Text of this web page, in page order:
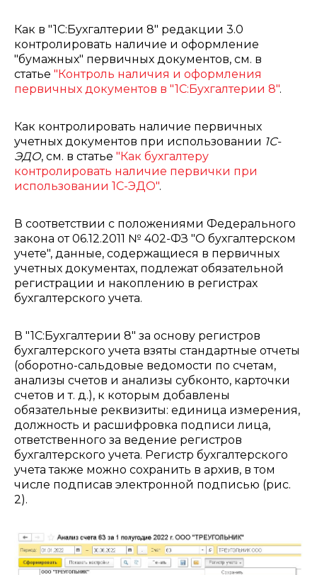
Как в "1С:Бухгалтерии 8" редакции 3.0
контролировать наличие и оформление
"бумажных" первичных документов, см. в
статье "Контроль наличия и оформления
первичных документов в "1С:Бухгалтерии 8".
Как контролировать наличие первичных
учетных документов при использовании 1С-
ЭДО, см. в статье "Как бухгалтеру
контролировать наличие первички при
использовании 1С-ЭДО".
В соответствии с положениями Федерального
закона от 06.12.2011 № 402-ФЗ "О бухгалтерском
учете", данные, содержащиеся в первичных
учетных документах, подлежат обязательной
регистрации и накоплению в регистрах
бухгалтерского учета.
В "1С:Бухгалтерии 8" за основу регистров
бухгалтерского учета взяты стандартные отчеты
(оборотно-сальдовые ведомости по счетам,
анализы счетов и анализы субконто, карточки
счетов и т. д.), к которым добавлены
обязательные реквизиты: единица измерения,
должность и расшифровка подписи лица,
ответственного за ведение регистров
бухгалтерского учета. Регистр бухгалтерского
учета также можно сохранить в архив, в том
числе подписав электронной подписью (рис.
2).